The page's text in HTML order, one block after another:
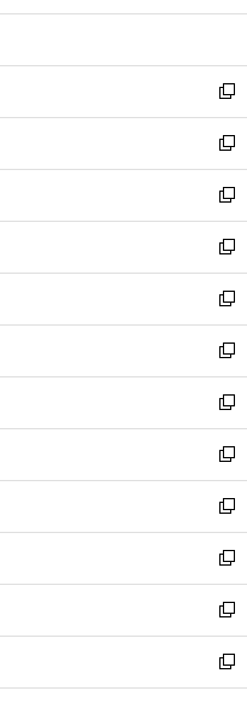
開
ウ
開
く
ン
ウ
で
開
く
ウ
ン
ド
ウ
で
開
く
新
し
い
ウ
ィ
ン
ド
ウ
で
開
く
新
し
い
ウ
ィ
ン
ド
ウ
で
開
く
新
し
い
ウ
ィ
ン
ド
ウ
で
開
く
新
し
い
ウ
ィ
ン
ド
ウ
で
開
く
新
し
い
ウ
ィ
ン
ド
ウ
で
開
く
新
し
い
ウ
ィ
ン
ド
ウ
で
開
く
新
し
い
ウ
ィ
ン
ド
ウ
で
開
く
新
し
い
ウ
ィ
ン
ド
ウ
で
開
新
し
い
ウ
ィ
ン
ド
ウ
新
し
い
ウ
ィ
ン
新
し
い
ウ
新
し